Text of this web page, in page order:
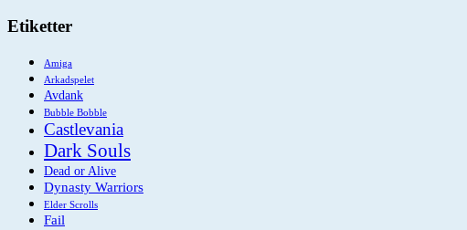
Etiketter
Amiga
Arkadspelet
Avdank
Bubble Bobble
Castlevania
Dark Souls
Dead or Alive
Dynasty Warriors
Elder Scrolls
Fail